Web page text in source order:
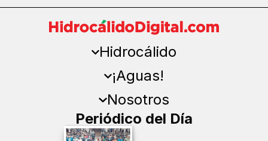
Hidrocálido
¡Aguas!
Nosotros
Periódico del Día